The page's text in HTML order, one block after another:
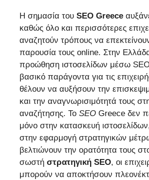
Η σημασία του SEO Greece
καθώς όλο και περισσότερες
αναζητούν τρόπους να
παρουσία τους online. Στην
προώθηση ιστοσελίδων μέσω SEO
βασικό παράγοντα για τις
θέλουν να αυξήσουν την
και την αναγνωρισιμότητά τους
αναζήτησης. Το SEO Greece δεν
μόνο στην κατασκευή
στην εφαρμογή στρατηγικών
βελτιώνουν την ορατότητα τους
σωστή στρατηγική SEO, οι
μπορούν να αποκτήσουν